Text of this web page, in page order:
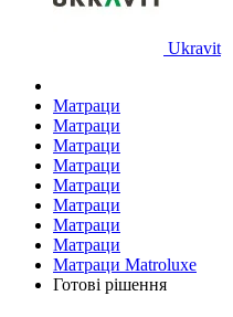
Ukravit
Матраци
Матраци
Матраци
Матраци
Матраци
Матраци
Матраци
Матраци
Матраци Matroluxe
Готові рішення